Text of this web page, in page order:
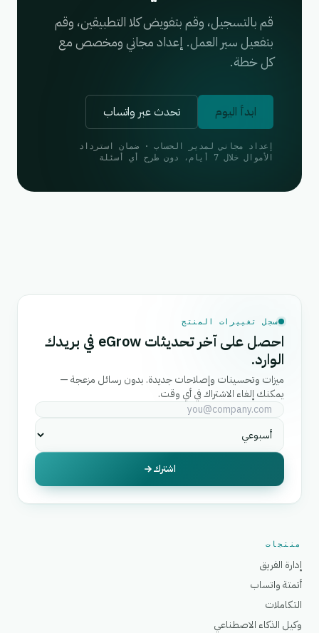
قم بالتسجيل، وقم بتفويض كلا التطبيقين، وقم
بتفعيل سير العمل. إعداد مجاني ومخصص مع
كل خطة.
ابدأ اليوم تحدث عبر واتساب
إعداد مجاني لمدير الحساب · ضمان استرداد
الأموال خلال 7 أيام، دون طرح أي أسئلة
سجل تغييرات المنتج
احصل على آخر تحديثات eGrow في بريدك
الوارد.
ميزات وتحسينات وإصلاحات جديدة. بدون رسائل مزعجة —
يمكنك إلغاء الاشتراك في أي وقت.
اشترك
منتجات
إدارة الفريق
أتمتة واتساب
التكاملات
وكيل الذكاء الاصطناعي